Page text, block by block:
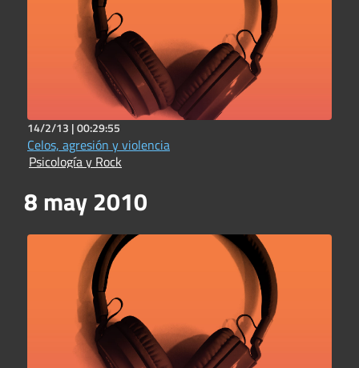
14/2/13 |00:29:55
Celos, agresión y violencia
Psicología y Rock
8 may 2010